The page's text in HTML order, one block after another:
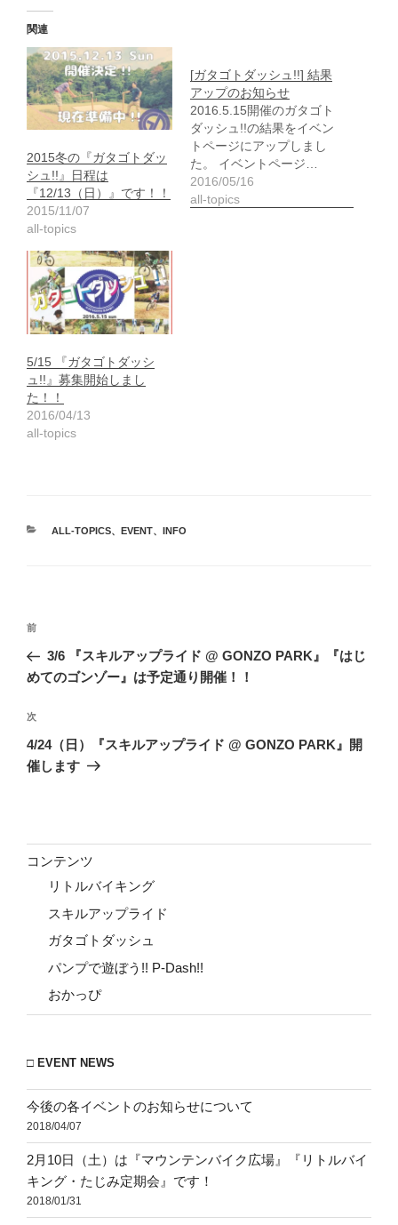
関連
2015冬の『ガタゴトダッ
シュ!!』日程は
『12/13（日）』です！！
2015/11/07
all-topics
[ガタゴトダッシュ!!] 結果
アップのお知らせ
2016.5.15開催のガタゴト
ダッシュ!!の結果をイベン
トページにアップしまし
た。 イベントページ…
2016/05/16
all-topics
5/15 『ガタゴトダッシ
ュ!!』募集開始しまし
た！！
2016/04/13
all-topics
カ
ALL-TOPICS、 EVENT、 INFO
投
ナ
ゲ
ー
シ
前
の
投
前
3/6 『スキルアップライド @ GONZO PARK』『はじ
めてのゴンゾー』は予定通り開催！！
次
の
投
次
4/24（日）『スキルアップライド @ GONZO PARK』開
催します
コンテンツ
リトルバイキング
スキルアップライド
ガタゴトダッシュ
パンプで遊ぼう!! P-Dash!!
おかっぴ
□ EVENT NEWS
今後の各イベントのお知らせについて
2018/04/07
2月10日（土）は『マウンテンバイク広場』『リトルバイ
キング・たじみ定期会』です！
2018/01/31